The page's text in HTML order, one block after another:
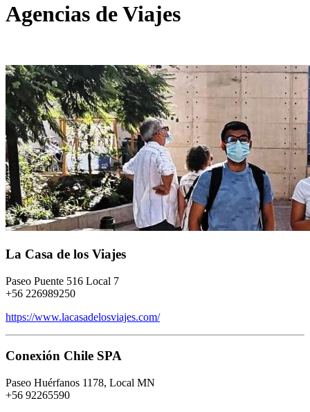
Agencias de Viajes
La Casa de los Viajes
Paseo Puente 516 Local 7
+56 226989250
https://www.lacasadelosviajes.com/
Conexión Chile SPA
Paseo Huérfanos 1178, Local MN
+56 92265590